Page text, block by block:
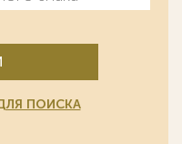
ПОИСКА